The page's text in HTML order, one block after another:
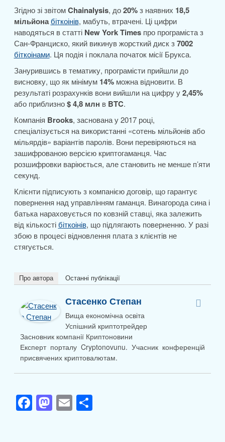
Згідно зі звітомChainalysis, до20%з наявних 18,5
мільйона біткоінів, мабуть, втрачені. Ці цифри
наводяться в статті New York Timesпро програміста з
Сан-Франциско, який викинув жорсткий диск з7002
біткоінами. Ця подія і поклала початок місії Брукса.
Занурившись в тематику, програмісти прийшли до
висновку, що як мінімум14%можна відновити. В
результаті розрахунків вони вийшли на цифру у2,45%
або приблизно$ 4,8 млн в BTC.
Компанія Brooks, заснована у 2017 році,
спеціалізується на використанні «сотень мільйонів або
мільярдів» варіантів паролів. Вони перевіряються на
зашифрованою версією криптогаманця. Час
розшифровки варіюється, але становить не менше п’яти
секунд.
Клієнти підписують з компанією договір, що гарантує
повернення над управлінням гаманця. Винагорода сина і
батька нараховується по ковзній ставці, яка залежить
від кількостібіткоінів, що підлягають поверненню. У разі
збою в процесі відновлення плата з клієнтів не
стягується.
Про автора Останні публікації
Стасенко Степан
Вища економічна освіта
Успішний криптотрейдер
Засновник компанії Криптоновини
Експерт порталу Cryptonovunu. Учасник конференцій
присвячених криптовалютам.
F
a
M
a
E
m
П